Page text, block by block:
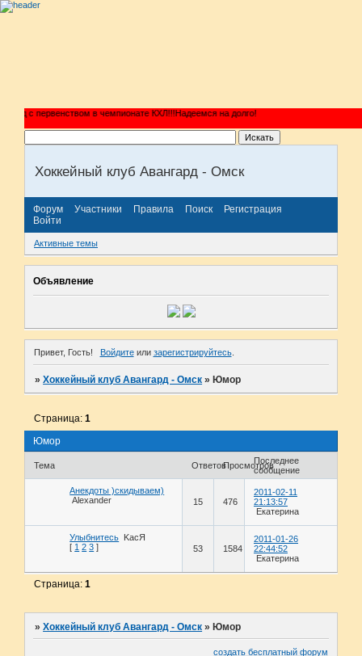
с первенством в чемпионате КХЛ!!!Надеемся на долго!
Хоккейный клуб Авангард - Омск
Форум Участники Правила Поиск
Регистрация
Войти
Активные темы
Объявление
Привет, Гость! Войдитеили зарегистрируйтесь.
»Хоккейный клуб Авангард - Омск »Юмор
Юмор
Страница:1
Тема ОтветовПросмотровПоследнее
сообщение
Анекдоты )скидываем)
Alexander
15 476
2011-02-11
21:13:57
Екатерина
Улыбнитесь
KасЯ
[ 1 2 3 ] 53 1584
2011-01-26
22:44:52
Екатерина
Страница:1
»Хоккейный клуб Авангард - Омск »Юмор
создать бесплатный форум